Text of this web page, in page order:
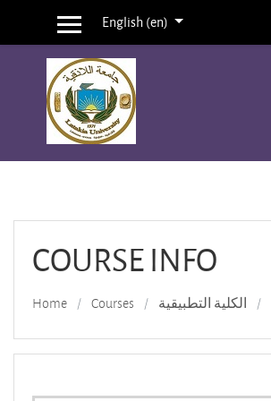
Skip to main content
Side panelEnglish ‎(en)‎
COURSE INFO
Home Courses الكلية التطبيقية